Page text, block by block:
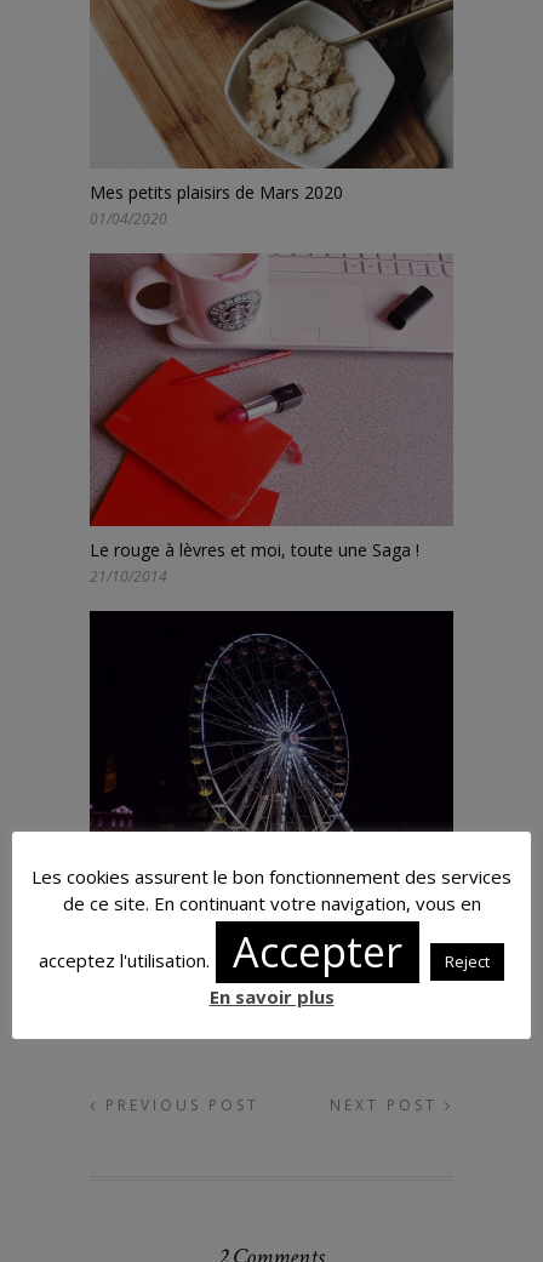
Mes petits plaisirs de Mars 2020
01/04/2020
Le rouge à lèvres et moi, toute une Saga !
21/10/2014
Petits plaisirs de Décembre 2016
PREVIOUS POST NEXT POST
Les cookies assurent le bon fonctionnement des services
de ce site. En continuant votre navigation, vous en
acceptez l'utilisation. Accepter Reject
En savoir plus